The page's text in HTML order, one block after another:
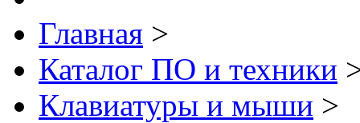
Главная >
Каталог ПО и техники
Клавиатуры и мыши >